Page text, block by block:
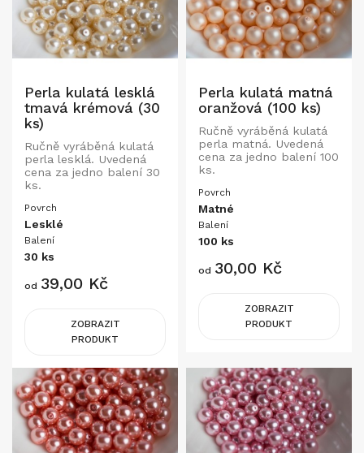
Perla kulatá lesklá
tmavá krémová (30
ks)
Ručně vyráběná kulatá
perla lesklá. Uvedená
cena za jedno balení 30
ks.
Povrch
Lesklé
Balení
30 ks
Cena
od 39,00 Kč
ZOBRAZIT
PRODUKT
Perla kulatá matná
oranžová (100 ks)
Ručně vyráběná kulatá
perla matná. Uvedená
cena za jedno balení 100
ks.
Povrch
Matné
Balení
100 ks
Cena
od 30,00 Kč
ZOBRAZIT
PRODUKT